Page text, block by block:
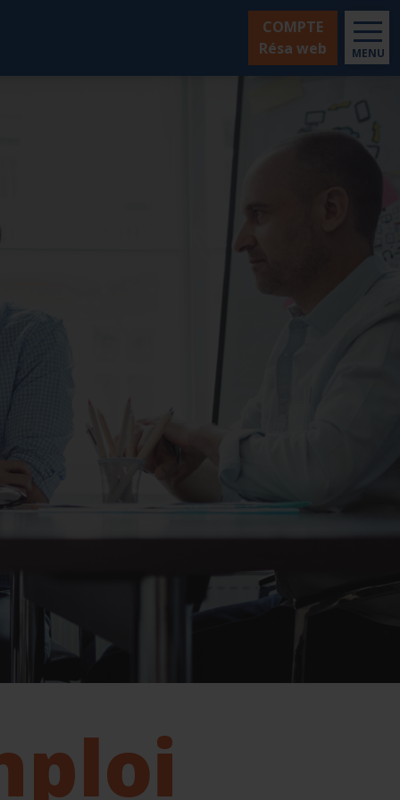
MENU
COMPTE
Résa web